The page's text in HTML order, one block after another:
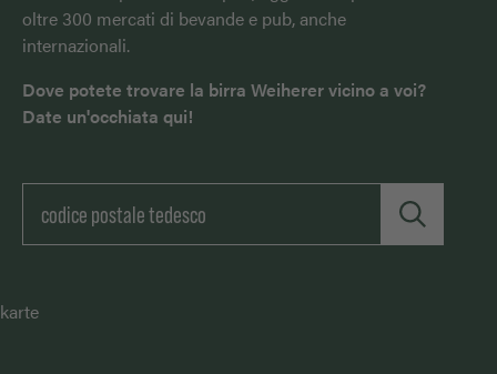
oltre 300 mercati di bevande e pub, anche
internazionali.
Dove potete trovare la birra Weiherer vicino a voi?
Date un'occhiata qui!
karte